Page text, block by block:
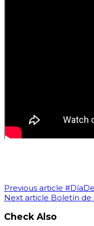
Previous article
Next article Boletín de
Check Also